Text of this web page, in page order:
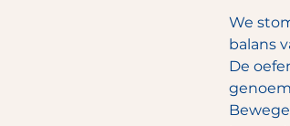
We
balans
De